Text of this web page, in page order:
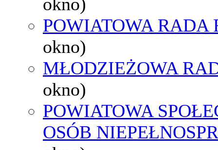
POWIATOWA RADA
okno)
MŁODZIEŻOWA
okno)
POWIATOWA
OSÓB